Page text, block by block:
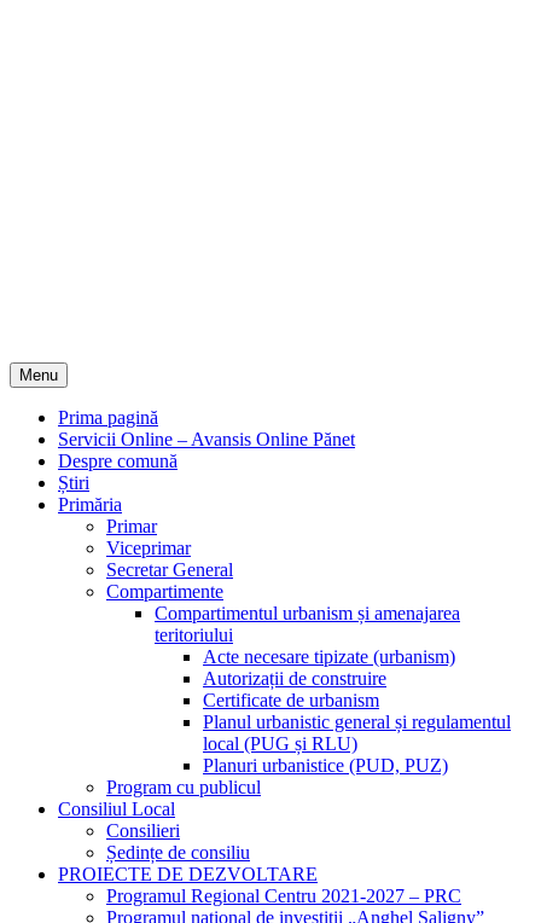
Menu
Prima pagină
Servicii Online – Avansis Online Pănet
Despre comună
Știri
Primăria
Primar
Viceprimar
Secretar General
Compartimente
Compartimentul urbanism și amenajarea
teritoriului
Acte necesare tipizate (urbanism)
Autorizații de construire
Certificate de urbanism
Planul urbanistic general și regulamentul
local (PUG și RLU)
Planuri urbanistice (PUD, PUZ)
Program cu publicul
Consiliul Local
Consilieri
Ședințe de consiliu
PROIECTE DE DEZVOLTARE
Programul Regional Centru 2021-2027 – PRC
Programul național de investiții „Anghel Saligny”